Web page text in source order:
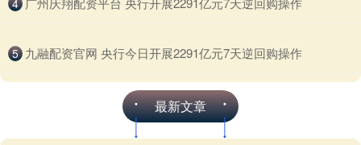
5 ​九融配资官网 央行今日开展2291亿元7天逆回购操作
最新文章